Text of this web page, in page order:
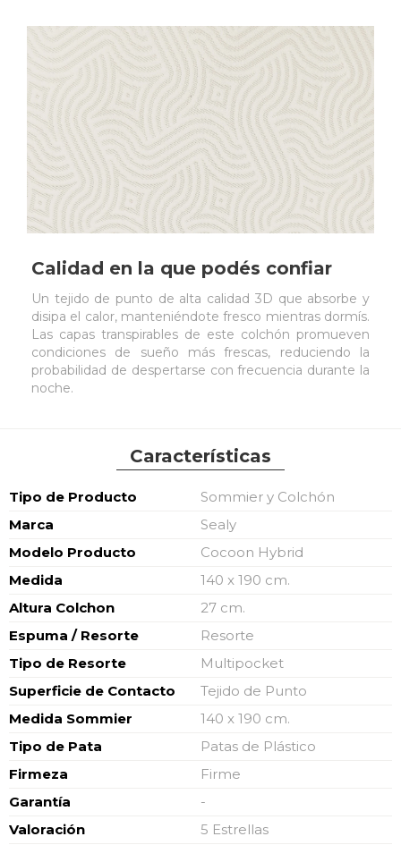
Calidad en la que podés confiar
Un tejido de punto de alta calidad 3D que absorbe y
disipa el calor, manteniéndote fresco mientras dormís.
Las capas transpirables de este colchón promueven
condiciones de sueño más frescas, reduciendo la
probabilidad de despertarse con frecuencia durante la
noche.
Características
Características
Tipo de Producto
Sommier y Colchón
Marca
Sealy
Modelo Producto
Cocoon Hybrid
Medida
140 x 190 cm.
Altura Colchon
27 cm.
Espuma / Resorte
Resorte
Tipo de Resorte
Multipocket
Superficie de Contacto
Tejido de Punto
Medida Sommier
140 x 190 cm.
Tipo de Pata
Patas de Plástico
Firmeza
Firme
Garantía
-
Valoración
5 Estrellas